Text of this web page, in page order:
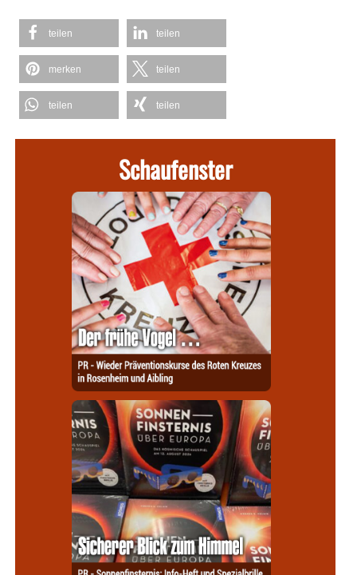
teilen teilen
merken teilen
teilen teilen
Schaufenster